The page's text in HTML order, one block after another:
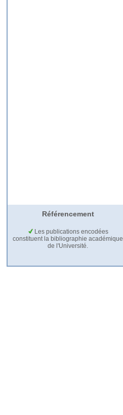
Référencement
Les publications encodées
constituent la bibliographie académique
de l'Université.